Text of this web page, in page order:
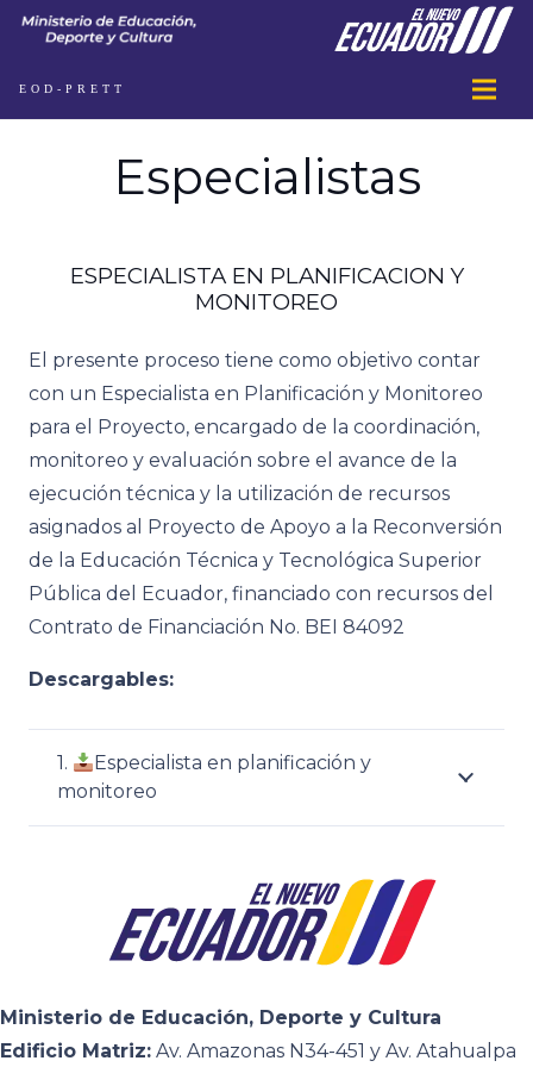
EOD-PRETT
Especialistas
ESPECIALISTA EN PLANIFICACION Y
MONITOREO
El presente proceso tiene como objetivo contar
con un Especialista en Planificación y Monitoreo
para el Proyecto, encargado de la coordinación,
monitoreo y evaluación sobre el avance de la
ejecución técnica y la utilización de recursos
asignados al Proyecto de Apoyo a la Reconversión
de la Educación Técnica y Tecnológica Superior
Pública del Ecuador, financiado con recursos del
Contrato de Financiación No. BEI 84092
Descargables:
1.
Especialista en planificación y
monitoreo
Ministerio de Educación, Deporte y Cultura
Edificio Matriz: Av. Amazonas N34-451 y Av. Atahualpa